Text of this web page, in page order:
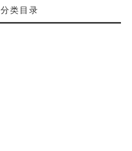
分类目录